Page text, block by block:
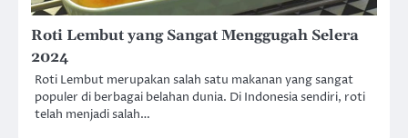
Roti Lembut yang Sangat Menggugah Selera
2024
Roti Lembut merupakan salah satu makanan yang sangat
populer di berbagai belahan dunia. Di Indonesia sendiri, roti
telah menjadi salah…